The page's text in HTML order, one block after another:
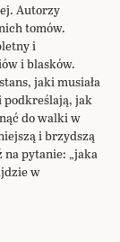
Autorzy
tomów.
i
i blasków.
jaki musiała
podkreślają, jak
do walki w
i brzydszą
na pytanie: „jaka
w